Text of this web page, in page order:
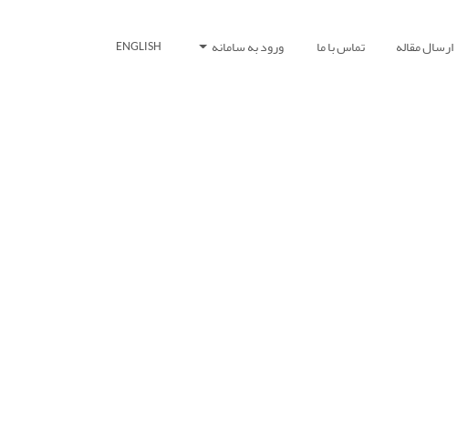
ارسال مقاله تماس با ما ورود به سامانه ENGLISH